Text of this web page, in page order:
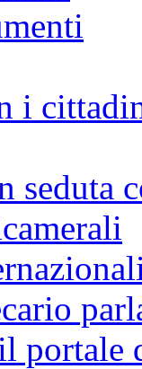
i
seduta
portale